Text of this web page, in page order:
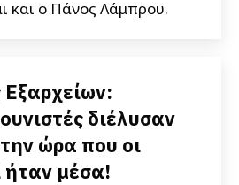
και ο Πάνος Λάμπρου.
διέλυσαν
ώρα που οι
ήταν μέσα!